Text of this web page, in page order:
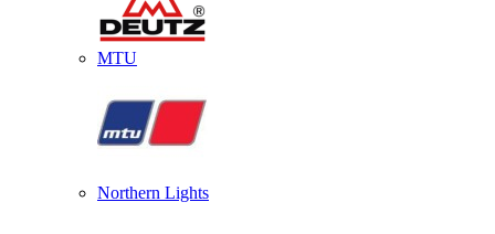
MTU
Northern Lights